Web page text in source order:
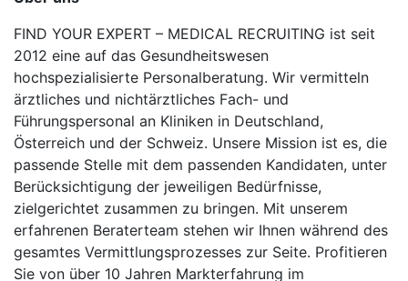
FIND YOUR EXPERT – MEDICAL RECRUITING ist seit
2012 eine auf das Gesundheitswesen
hochspezialisierte Personalberatung. Wir vermitteln
ärztliches und nichtärztliches Fach- und
Führungspersonal an Kliniken in Deutschland,
Österreich und der Schweiz. Unsere Mission ist es, die
passende Stelle mit dem passenden Kandidaten, unter
Berücksichtigung der jeweiligen Bedürfnisse,
zielgerichtet zusammen zu bringen. Mit unserem
erfahrenen Beraterteam stehen wir Ihnen während des
gesamtes Vermittlungsprozesses zur Seite. Profitieren
Sie von über 10 Jahren Markterfahrung im